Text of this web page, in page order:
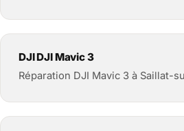
DJI DJI Mavic 3
Réparation DJI Mavic 3 à Saillat-